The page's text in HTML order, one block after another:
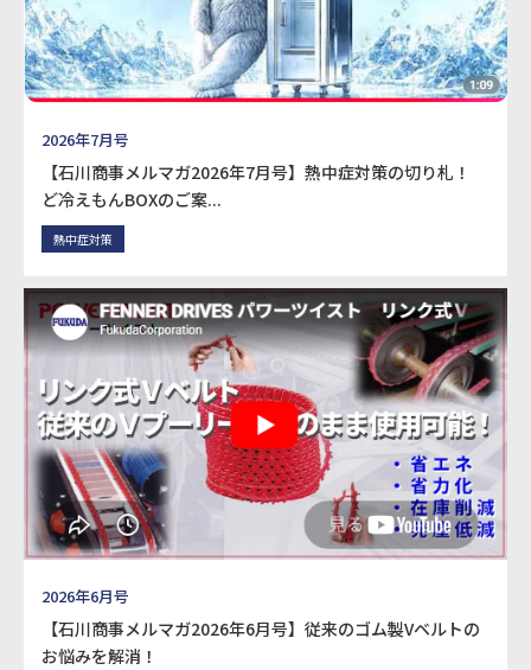
2026年7月号
【石川商事メルマガ2026年7月号】熱中症対策の切り札！
ど冷えもんBOXのご案...
熱中症対策
2026年6月号
【石川商事メルマガ2026年6月号】従来のゴム製Vベルトの
お悩みを解消！